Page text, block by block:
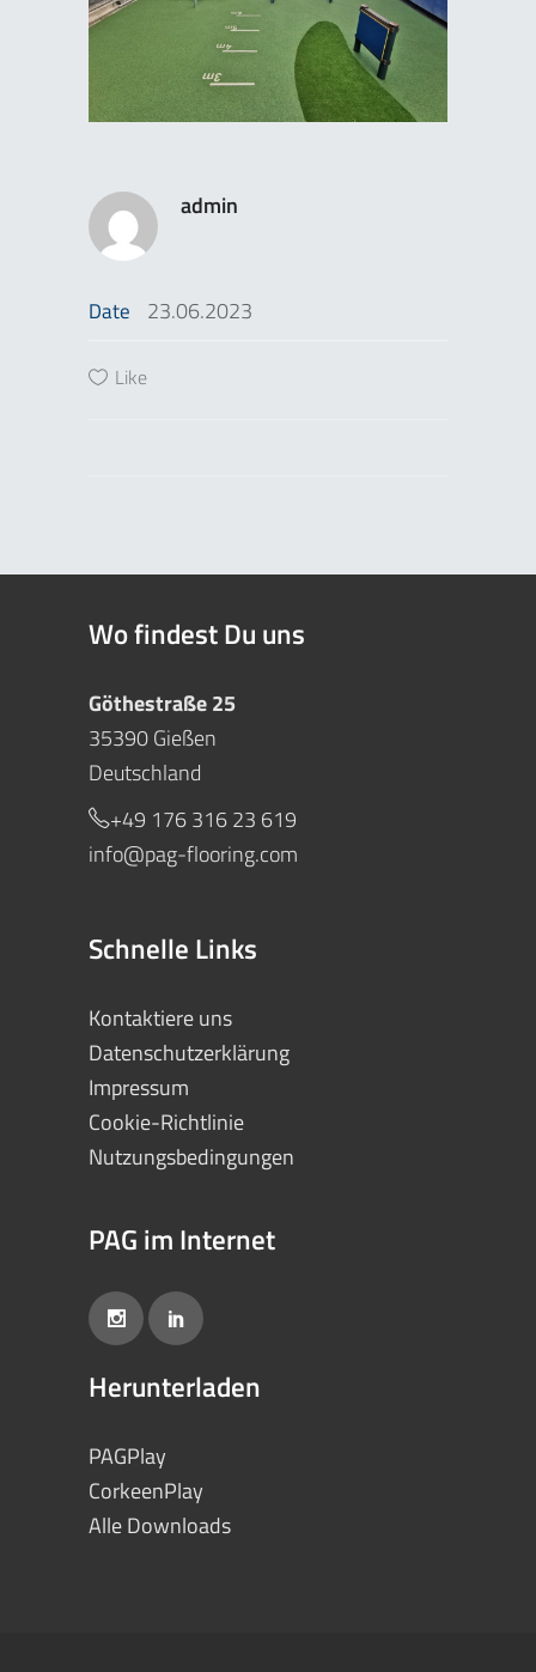
admin
Date 23.06.2023
Like
Wo findest Du uns
Göthestraße 25
35390 Gießen
Deutschland
+49 176 316 23 619
info@pag-flooring.com
Schnelle Links
Kontaktiere uns
Datenschutzerklärung
Impressum
Cookie-Richtlinie
Nutzungsbedingungen
PAG im Internet
Herunterladen
PAGPlay
CorkeenPlay
Alle Downloads